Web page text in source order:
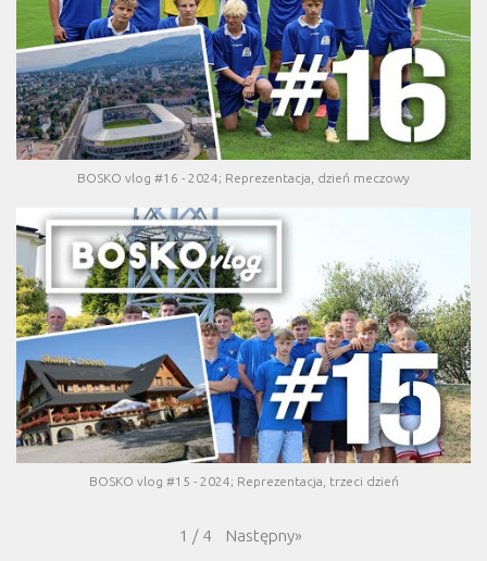
BOSKO vlog #16 - 2024; Reprezentacja, dzień meczowy
BOSKO vlog #15 - 2024; Reprezentacja, trzeci dzień
1 / 4 Następny»